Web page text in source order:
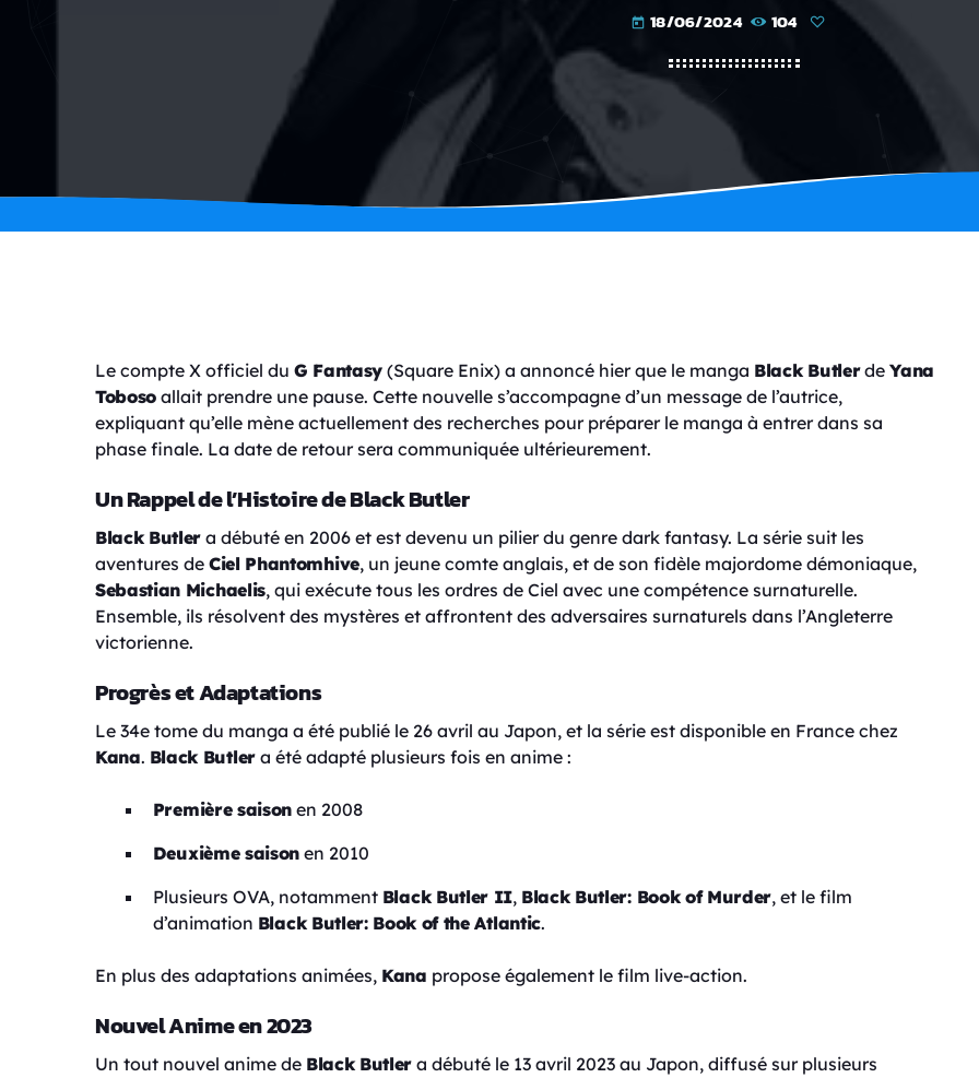
today 18/06/2024 104
Le compte X officiel du G Fantasy (Square Enix) a annoncé hier que le manga Black ButlerdeYana
Toboso allait prendre une pause. Cette nouvelle s’accompagne d’un message de l’autrice,
expliquant qu’elle mène actuellement des recherches pour préparer le manga à entrer dans sa
phase finale. La date de retour sera communiquée ultérieurement.
Un Rappel de l’Histoire de Black Butler
Black Butler a débuté en 2006 et est devenu un pilier du genre dark fantasy. La série suit les
aventures de Ciel Phantomhive, un jeune comte anglais, et de son fidèle majordome démoniaque,
Sebastian Michaelis, qui exécute tous les ordres de Ciel avec une compétence surnaturelle.
Ensemble, ils résolvent des mystères et affrontent des adversaires surnaturels dans l’Angleterre
victorienne.
Progrès et Adaptations
Le 34e tome du manga a été publié le 26 avril au Japon, et la série est disponible en France chez
Kana. Black Butlera été adapté plusieurs fois en anime :
Première saison en 2008
Deuxième saison en 2010
Plusieurs OVA, notamment Black Butler II, Black Butler: Book of Murder, et le film
d’animation Black Butler: Book of the Atlantic.
En plus des adaptations animées, Kana propose également le film live-action.
Nouvel Anime en 2023
Un tout nouvel anime de Black Butler a débuté le 13 avril 2023 au Japon, diffusé sur plusieurs